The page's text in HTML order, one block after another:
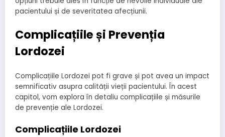
pacientului și de severitatea afecțiunii.
Complicațiile și Prevenția
Lordozei
Complicațiile Lordozei pot fi grave și pot avea un impact
semnificativ asupra calității vieții pacientului. În acest
capitol, vom explora în detaliu complicațiile și măsurile
de prevenție ale Lordozei.
Complicațiile Lordozei